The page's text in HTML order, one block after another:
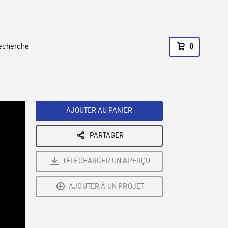
0
AJOUTER AU PANIER
PARTAGER
TÉLÉCHARGER UN APERÇU
AJOUTER À UN PROJET